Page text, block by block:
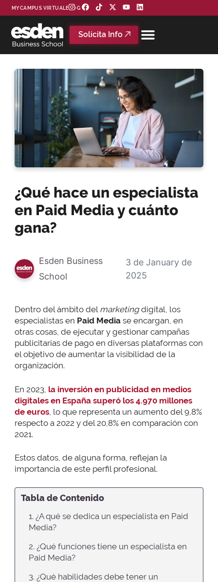
MYCAMPUS VIRTUAL BLOG
Solicita Info
¿Qué hace un especialista
en Paid Media y cuánto
gana?
Esden Business
School
3 de January de
2025
Dentro del ámbito del marketingdigital, los
especialistas en Paid Media se encargan, en
otras cosas, de ejecutar y gestionar campañas
publicitarias de pago en diversas plataformas con
el objetivo de aumentar la visibilidad de la
organización.
En 2023, la inversión en publicidad en medios
digitales en España superó los 4.970 millones
de euros , lo que representa un aumento del 9,8%
respecto a 2022 y del 20,8% en comparación con
2021.
Estos datos, de alguna forma, reflejan la
importancia de este perfil profesional.
Tabla de Contenido
1. ¿A qué se dedica un especialista en Paid
Media?
2. ¿Qué funciones tiene un especialista en
Paid Media?
3. ¿Qué habilidades debe tener un